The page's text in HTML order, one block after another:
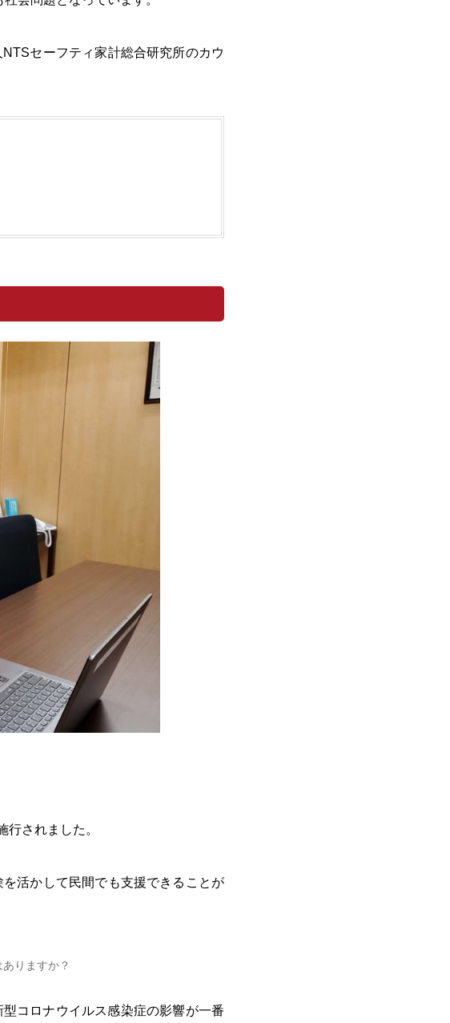
セーフティ家計総合研究所のカウ
されました。
活かして民間でも支援できることが
りますか？
コロナウイルス感染症の影響が一番